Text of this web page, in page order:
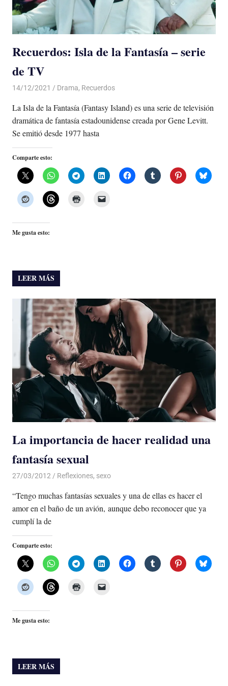
Recuerdos: Isla de la Fantasía – serie
de TV
14/12/2021 De todo un Poco
Drama, Recuerdos
La Isla de la Fantasía (Fantasy Island) es una serie de televisión
dramática de fantasía estadounidense creada por Gene Levitt.
Se emitió desde 1977 hasta
Comparte esto:
Me gusta esto:
LEER MÁS
La importancia de hacer realidad una
fantasía sexual
27/03/2012 De todo un Poco
Reflexiones, sexo
“Tengo muchas fantasías sexuales y una de ellas es hacer el
amor en el baño de un avión, aunque debo reconocer que ya
cumplí la de
Comparte esto:
Me gusta esto:
LEER MÁS